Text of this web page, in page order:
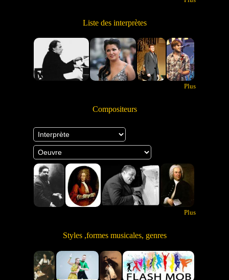
Liste des interprètes
Plus
Compositeurs
Plus
Styles ,formes musicales, genres